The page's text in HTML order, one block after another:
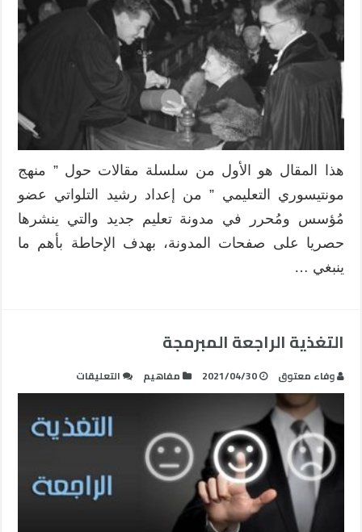
هذا المقال هو الأول من سلسلة مقالات حول ” منهج
مونتيسوري التعليمي ” من إعداد رشيد التلواتي عضو
مُؤسس ومُحرر في مدونة تعليم جديد والتي ينشرها
حصريا على صفحات المدونة، بهدف الإحاطة بأهم ما
ينبغي …
التغذية الراجعة المبرمجة
وفاء معتوق 2021/04/30 مفاهيم التعليقات
التغذية
الراجعة
المبرمجة